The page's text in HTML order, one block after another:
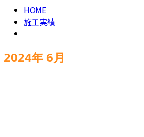
HOME
施工実績
2024年 6月